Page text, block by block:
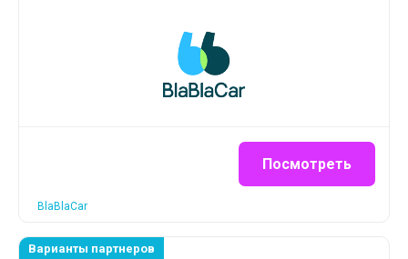
Посмотреть
BlaBlaCar
Варианты партнеров